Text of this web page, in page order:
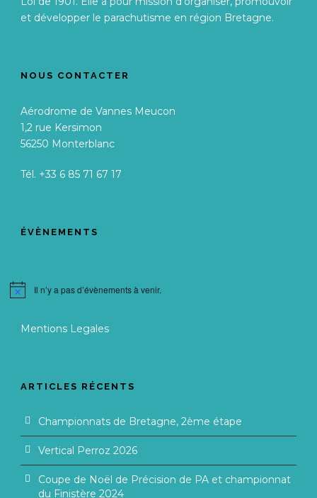
et développer le parachutisme en région Bretagne.
NOUS CONTACTER
Aérodrome de Vannes Meucon
1,2 rue Kersimon
56250 Monterblanc
Tél. +33 6 85 71 67 17
ÉVÈNEMENTS
Notice Il n’y a pas d’évènements à venir.
Mentions Legales
ARTICLES RÉCENTS
Championnats de Bretagne, 2ème étape
Vertical Perroz 2026
Coupe de Noël de Précision de PA et championnat
du Finistère 2024